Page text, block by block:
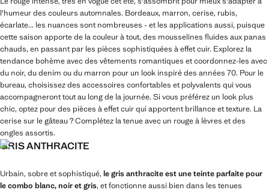
l'humeur des couleurs automnales. Bordeaux, marron, cerise, rubis,
écarlate... les nuances sont nombreuses - et les applications aussi, puisque
cette saison apporte de la couleur à tout, des mousselines fluides aux panas
chauds, en passant par les pièces sophistiquées à effet cuir. Explorez la
tendance bohème avec des vêtements romantiques et coordonnez-les avec
du noir, du denim ou du marron pour un look inspiré des années 70. Pour le
bureau, choisissez des accessoires confortables et polyvalents qui vous
accompagneront tout au long de la journée. Si vous préférez un look plus
chic, optez pour des pièces à effet cuir qui apportent brillance et texture. La
cerise sur le gâteau ? Complétez la tenue avec un rouge à lèvres et des
ongles assortis.
GRIS ANTHRACITE
Urbain, sobre et sophistiqué, le gris anthracite est une teinte parfaite pour
le combo blanc, noir et gris, et fonctionne aussi bien dans les tenues